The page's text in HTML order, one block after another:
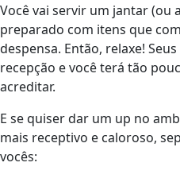
Você vai servir um jantar (ou
preparado com itens que
despensa. Então, relaxe!
recepção e você terá tão
acreditar.
E se quiser dar um up no
mais receptivo e caloroso,
vocês: